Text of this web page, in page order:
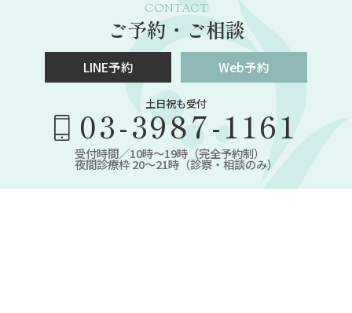
CONTACT
ご予約・ご相談
LINE予約 Web予約
土日祝も受付
03-3987-1161
受付時間／10時～19時（完全予約制）
夜間診療枠 20～21時（診察・相談のみ）